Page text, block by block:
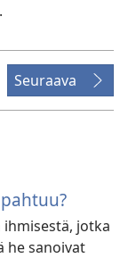
Seuraava
jotka
he sanoivat